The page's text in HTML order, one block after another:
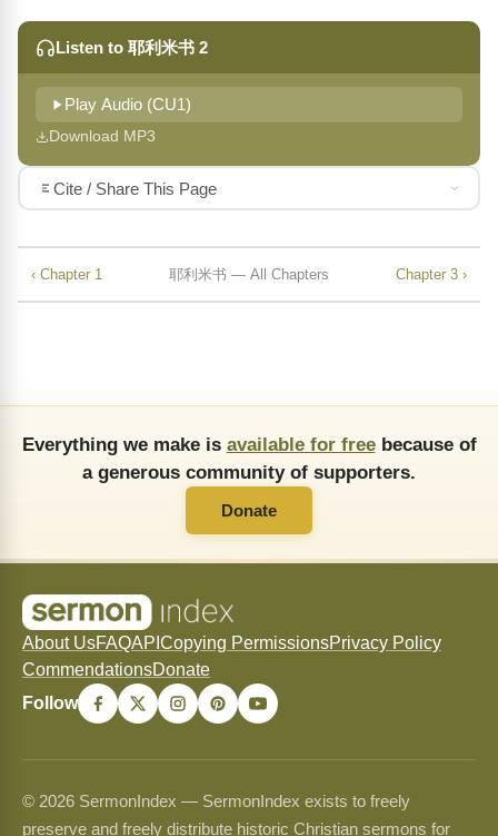
Listen to 耶利米书 2
Play Audio (CU1)
Download MP3
Cite / Share This Page
‹ Chapter 1 耶利米书 — All Chapters Chapter 3 ›
Everything we make is available for freebecause of
a generous community of supporters.
Donate
About UsFAQAPI Copying PermissionsPrivacy Policy
CommendationsDonate
Follow
© 2026 SermonIndex — SermonIndex exists to freely
preserve and freely distribute historic Christian sermons for